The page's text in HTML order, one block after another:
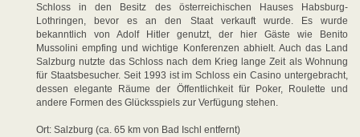
Schloss in den Besitz des österreichischen Hauses Habsburg-
Lothringen, bevor es an den Staat verkauft wurde. Es wurde
bekanntlich von Adolf Hitler genutzt, der hier Gäste wie Benito
Mussolini empfing und wichtige Konferenzen abhielt. Auch das Land
Salzburg nutzte das Schloss nach dem Krieg lange Zeit als Wohnung
für Staatsbesucher. Seit 1993 ist im Schloss ein Casino untergebracht,
dessen elegante Räume der Öffentlichkeit für Poker, Roulette und
andere Formen des Glücksspiels zur Verfügung stehen.
Ort: Salzburg (ca. 65 km von Bad Ischl entfernt)